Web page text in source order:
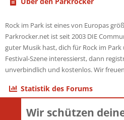
Rock im Park ist eines von Europas
Parkrocker.net ist seit 2003 DIE
guter Musik hast, dich für Rock im
Festival-Szene interessierst, dann
unverbindlich und kostenlos. Wir
Statistik des Forums
ThemenWir schützen